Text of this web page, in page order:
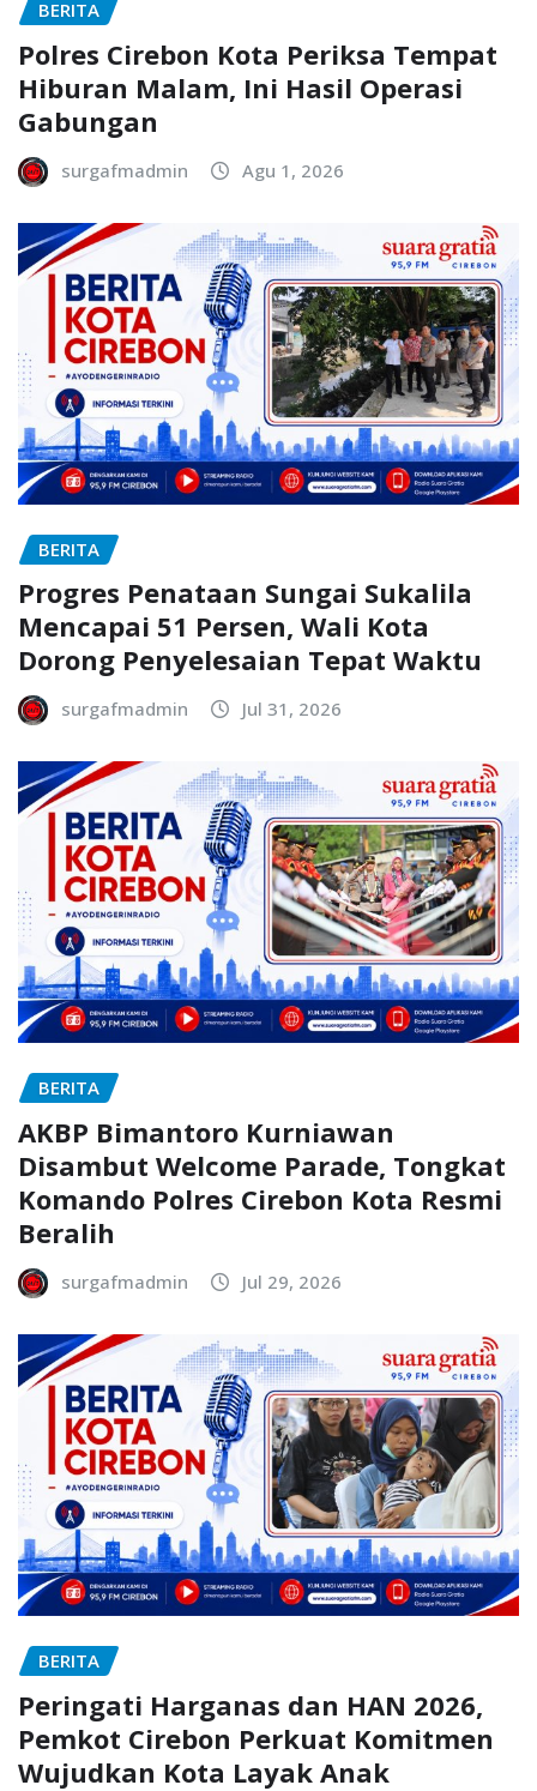
BERITA
Polres Cirebon Kota Periksa Tempat
Hiburan Malam, Ini Hasil Operasi
Gabungan
surgafmadmin Agu 1, 2026
BERITA
Progres Penataan Sungai Sukalila
Mencapai 51 Persen, Wali Kota
Dorong Penyelesaian Tepat Waktu
surgafmadmin Jul 31, 2026
BERITA
AKBP Bimantoro Kurniawan
Disambut Welcome Parade, Tongkat
Komando Polres Cirebon Kota Resmi
Beralih
surgafmadmin Jul 29, 2026
BERITA
Peringati Harganas dan HAN 2026,
Pemkot Cirebon Perkuat Komitmen
Wujudkan Kota Layak Anak